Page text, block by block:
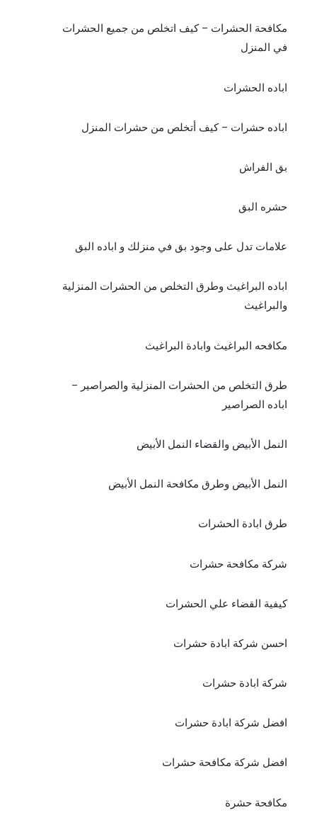
مكافحة الحشرات – كيف اتخلص من جميع الحشرات
في المنزل
اباده الحشرات
اباده حشرات – كيف أتخلص من حشرات المنزل
بق الفراش
حشره البق
علامات تدل على وجود بق في منزلك و اباده البق
اباده البراغيث وطرق التخلص من الحشرات المنزلية
والبراغيث
مكافحه البراغيث وابادة البراغيث
طرق التخلص من الحشرات المنزلية والصراصير –
اباده الصراصير
النمل الأبيض والقضاء النمل الأبيض
النمل الأبيض وطرق مكافحة النمل الأبيض
طرق ابادة الحشرات
شركة مكافحة حشرات
كيفية القضاء علي الحشرات
احسن شركة ابادة حشرات
شركة ابادة حشرات
افضل شركة ابادة حشرات
افضل شركة مكافحة حشرات
مكافحة حشرة